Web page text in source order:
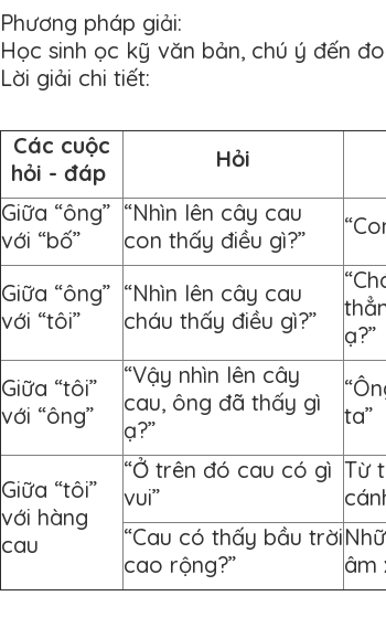
Phương pháp giải:
Học sinh ọc kỹ văn bản, chú ý đến
Lời giải chi tiết:
Các cuộc
hỏi - đáp
Hỏi
Giữa “ông”
với “bố”
“Nhìn lên cây cau
con thấy điều gì?”
Giữa “ông”
với “tôi”
“Nhìn lên cây cau
cháu thấy điều gì?”
ạ?”
Giữa “tôi”
với “ông”
“Vậy nhìn lên cây
cau, ông đã thấy gì
ạ?”
ta”
Giữa “tôi”
với hàng
cau
“Ở trên đó cau có gì
vui”
Từ
“Cau có thấy bầu trời
cao rộng?”
âm